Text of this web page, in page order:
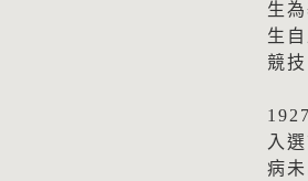
生
生
競
入
病